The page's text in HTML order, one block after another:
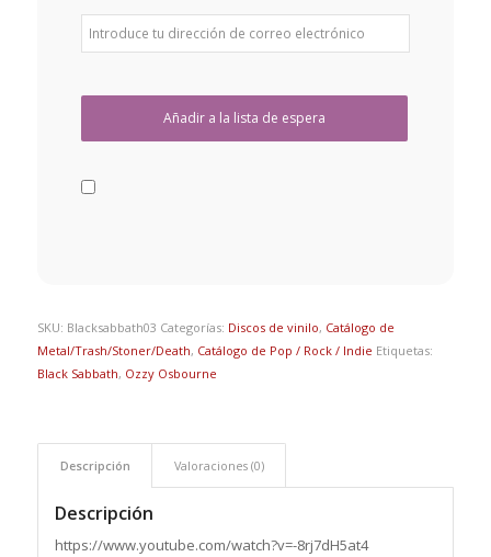
SKU: Blacksabbath03 Categorías: Discos de vinilo, Catálogo de
Metal/Trash/Stoner/Death, Catálogo de Pop / Rock / Indie Etiquetas:
Black Sabbath, Ozzy Osbourne
Descripción Valoraciones (0)
Descripción
https://www.youtube.com/watch?v=-8rj7dH5at4